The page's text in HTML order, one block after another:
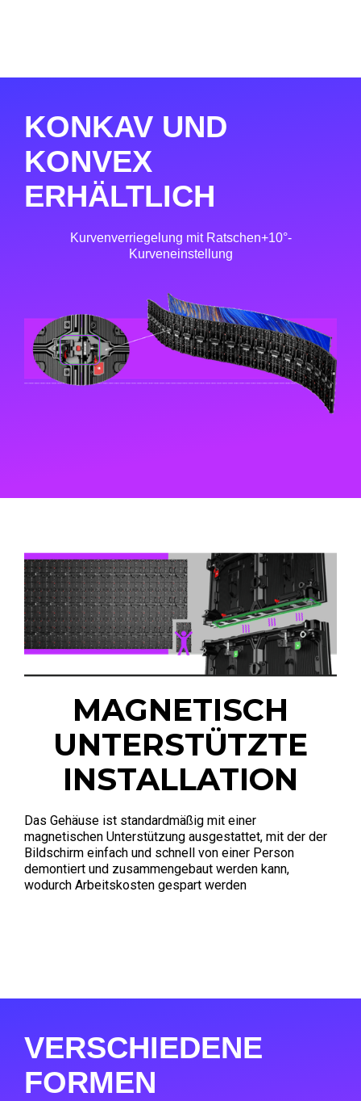
KONKAV UND
KONVEX
ERHÄLTLICH
Kurvenverriegelung mit Ratschen+10°-
Kurveneinstellung
MAGNETISCH
UNTERSTÜTZTE
INSTALLATION
Das Gehäuse ist standardmäßig mit einer
magnetischen Unterstützung ausgestattet, mit der der
Bildschirm einfach und schnell von einer Person
demontiert und zusammengebaut werden kann,
wodurch Arbeitskosten gespart werden
VERSCHIEDENE
FORMEN